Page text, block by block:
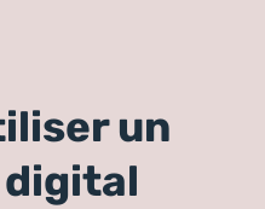
un